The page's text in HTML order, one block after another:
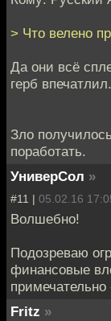
> Что велено
Да они всё
герб впечатлил.
Зло
поработать.
УниверСол »
#11 | 05.02.16
Волшебно!
Подозреваю
финансовые
Fritz »